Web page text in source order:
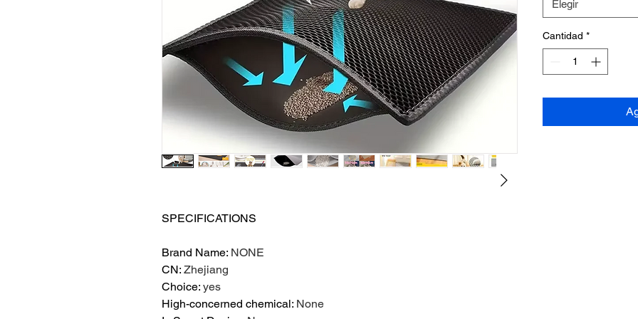
SPECIFICATIONS
Brand Name: NONE
CN: Zhejiang
Choice: yes
High-concerned chemical: None
Elegir
Cantidad *